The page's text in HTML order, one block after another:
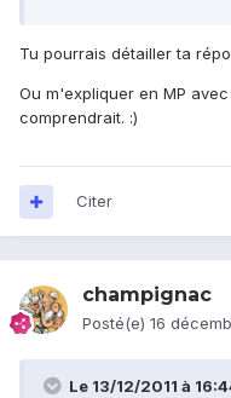
Tu pourrais détailler ta
Ou m'expliquer en MP
comprendrait. :)
Citer
champignac
Posté(e) 16
Le 13/12/2011 à